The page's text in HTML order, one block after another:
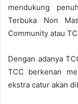
mendukung
Terbuka Non
Community atau
Dengan adanya
TCC berkenan
ekstra catur akan